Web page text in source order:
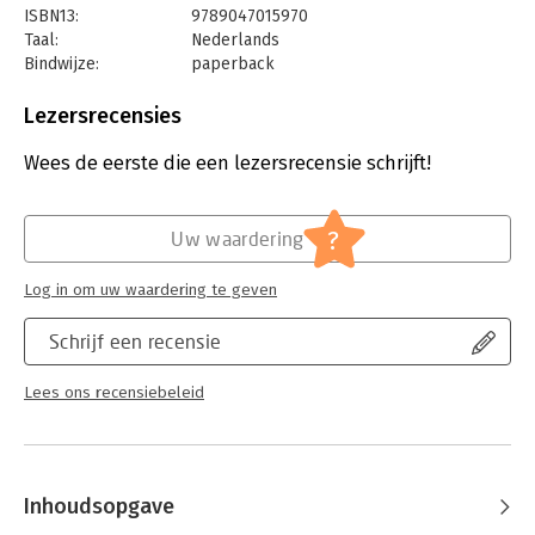
ISBN13:
9789047015970
Taal:
Nederlands
Bindwijze:
paperback
Uitgever:
Verschijningsdatum:
14-12-2021
Werk en loopbaan
Lezersrecensies
Wees de eerste die een lezersrecensie schrijft!
Schrijf een recensie
Lees ons recensiebeleid
Uw waardering ?
Log in om uw waardering te geven
Inhoudsopgave